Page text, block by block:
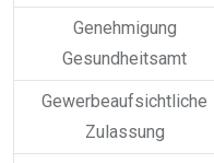
Genehmigung
Gesundheitsamt
Gewerbeaufsichtliche
Zulassung